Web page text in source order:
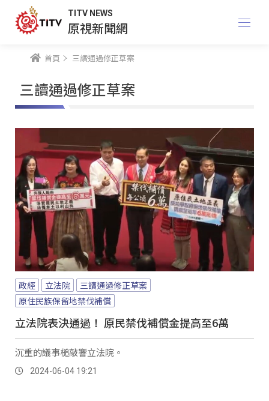
TITV NEWS
原視新聞網
首頁 三讀通過修正草案
三讀通過修正草案
政經 立法院
三讀通過修正草案
原住民族保留地禁伐補償
立法院表決通過！ 原民禁伐補償金提高至6萬
沉重的議事槌敲響立法院。
2024-06-04 19:21